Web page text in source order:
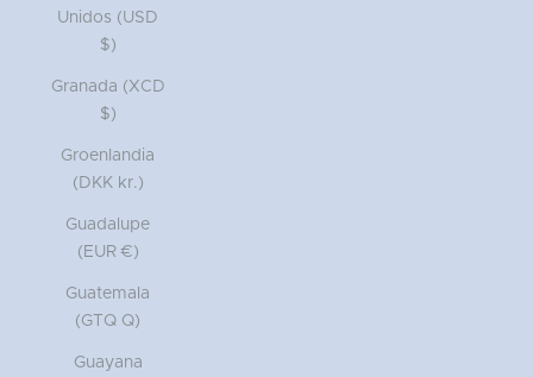
Unidos (USD
$)
Granada (XCD
$)
Groenlandia
(DKK kr.)
Guadalupe
(EUR €)
Guatemala
(GTQ Q)
Guayana